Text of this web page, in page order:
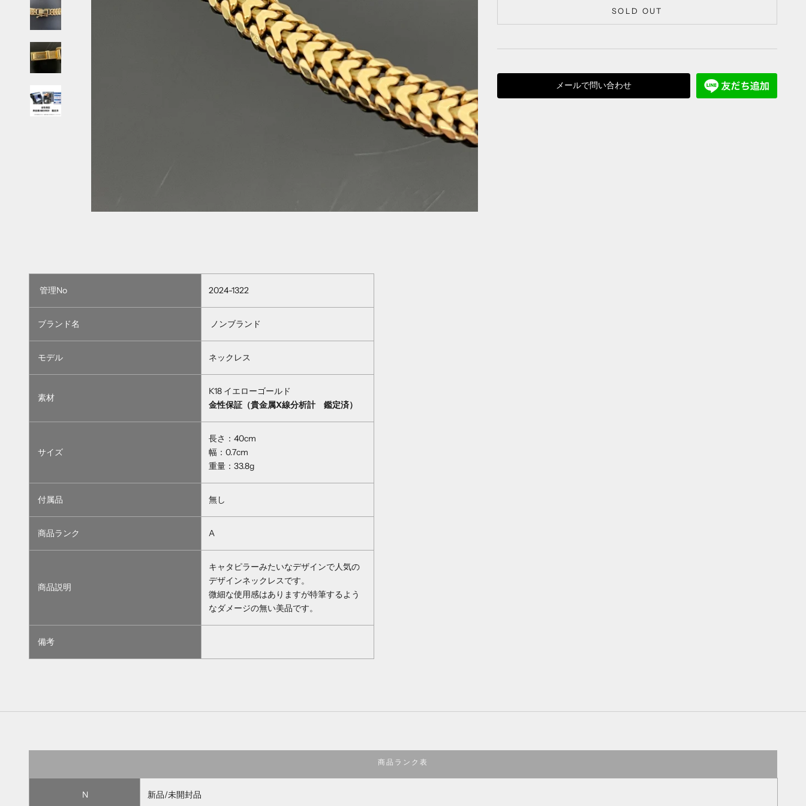
SOLD OUT
メールで問い合わせ
管理No 2024-1322
ブランド名 ノンブランド
モデル ネックレス
素材
K18 イエローゴールド
金性保証（貴金属X線分析計 鑑定済）
サイズ
長さ：40cm
幅：0.7cm
重量：33.8g
付属品 無し
商品ランク A
商品説明
キャタピラーみたいなデザインで人気の
デザインネックレスです。
微細な使用感はありますが特筆するよう
なダメージの無い美品です。
備考
商品ランク表
N 新品/未開封品